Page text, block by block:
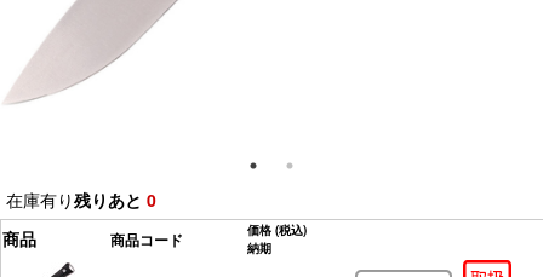
在庫有り残りあと 0
商品
商品コード 価格 (税込)
納期